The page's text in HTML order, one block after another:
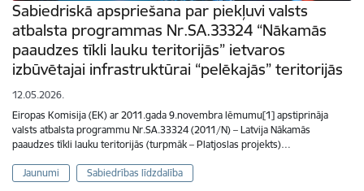
Sabiedriskā apspriešana par piekļuvi valsts
atbalsta programmas Nr.SA.33324 “Nākamās
paaudzes tīkli lauku teritorijās” ietvaros
izbūvētajai infrastruktūrai “pelēkajās” teritorijās
12.05.2026.
Eiropas Komisija (EK) ar 2011.gada 9.novembra lēmumu[1] apstiprināja
valsts atbalsta programmu Nr.SA.33324 (2011/N) – Latvija Nākamās
paaudzes tīkli lauku teritorijās (turpmāk – Platjoslas projekts)…
Jaunumi Sabiedrības līdzdalība